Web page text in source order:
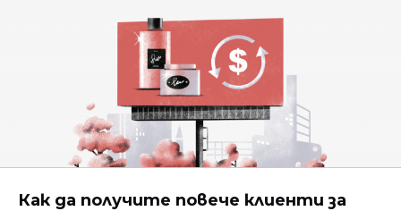
Как да получите повече клиенти за